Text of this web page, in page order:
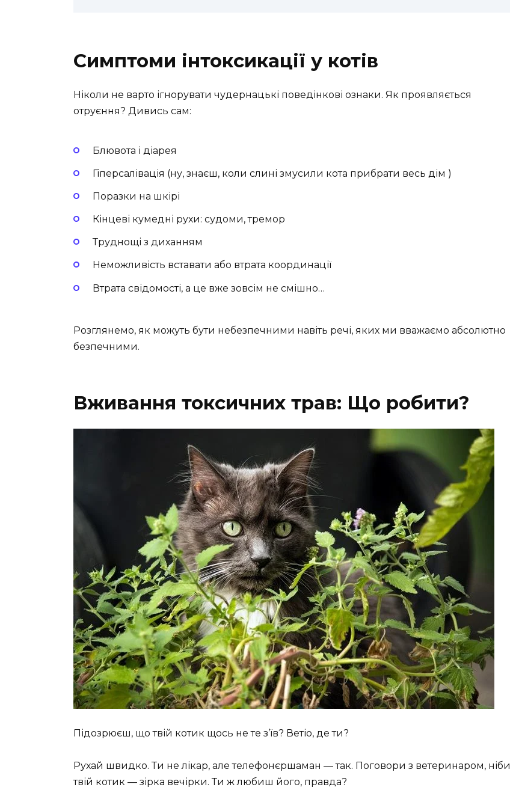
Симптоми інтоксикації у котів
Ніколи не варто ігнорувати чудернацькі поведінкові ознаки. Як проявляється
отруєння? Дивись сам:
Блювота і діарея
Гіперсалівація (ну, знаєш, коли слині змусили кота прибрати весь дім )
Поразки на шкірі
Кінцеві кумедні рухи: судоми, тремор
Труднощі з диханням
Неможливість вставати або втрата координації
Втрата свідомості, а це вже зовсім не смішно…
Розглянемо, як можуть бути небезпечними навіть речі, яких ми вважаємо абсолютно
безпечними.
Вживання токсичних трав: Що робити?
Підозрюєш, що твій котик щось не те з’їв? Ветіо, де ти?
Рухай швидко. Ти не лікар, але телефонєршаман — так. Поговори з ветеринаром, ніби
твій котик — зірка вечірки. Ти ж любиш його, правда?